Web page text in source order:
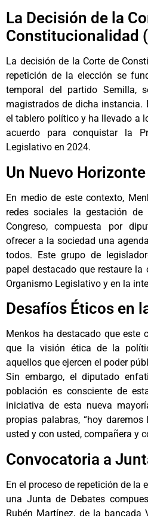
La Decisión de la
Constitucionalidad
La decisión de la Corte de
repetición de la elección se
temporal del partido Semilla,
magistrados de dicha instancia.
el tablero político y ha llevado a
acuerdo para conquistar la
Legislativo en 2024.
Un Nuevo
En medio de este contexto,
redes sociales la gestación
Congreso, compuesta por
ofrecer a la sociedad una
todos. Este grupo de
papel destacado que restaure
Organismo Legislativo y en la
Desafíos Éticos en
Menkos ha destacado que este
que la visión ética de la
aquellos que ejercen el poder
Sin embargo, el diputado
población es consciente de
iniciativa de esta nueva
propias palabras, “hoy
usted y con usted, compañera y
Convocatoria a
En el proceso de repetición de la
una Junta de Debates
Rubén Martínez, de la bancada